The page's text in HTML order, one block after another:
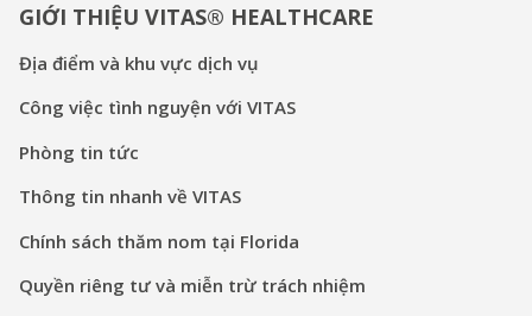
GIỚI THIỆU VITAS® HEALTHCARE
Địa điểm và khu vực dịch vụ
Công việc tình nguyện với VITAS
Phòng tin tức
Thông tin nhanh về VITAS
Chính sách thăm nom tại Florida
Quyền riêng tư và miễn trừ trách nhiệm